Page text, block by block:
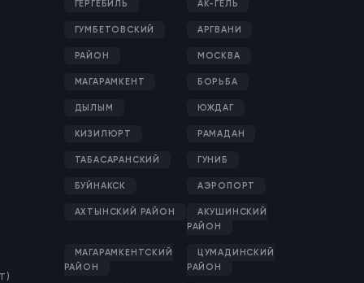
ГЕРГЕБИЛЬ АК-ГЕЛЬ
ГУМБЕТОВСКИЙ АРГВАНИ
РАЙОН МОСКВА
МАГАРАМКЕНТ БОРЬБА
ДЫЛЫМ ЮЖДАГ
КИЗИЛЮРТ РАМАДАН
ТАБАСАРАНСКИЙ ГУНИБ
БУЙНАКСК АЭРОПОРТ
АХТЫНСКИЙ РАЙОН
АКУШИНСКИЙ
РАЙОН
МАГАРАМКЕНТСКИЙ
РАЙОН
ЦУМАДИНСКИЙ
РАЙОН